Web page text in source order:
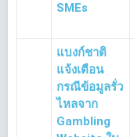
SMEs
แบงก์ชาติ
แจ้งเตือน
กรณีข้อมูลรั่ว
ไหลจาก
Gambling